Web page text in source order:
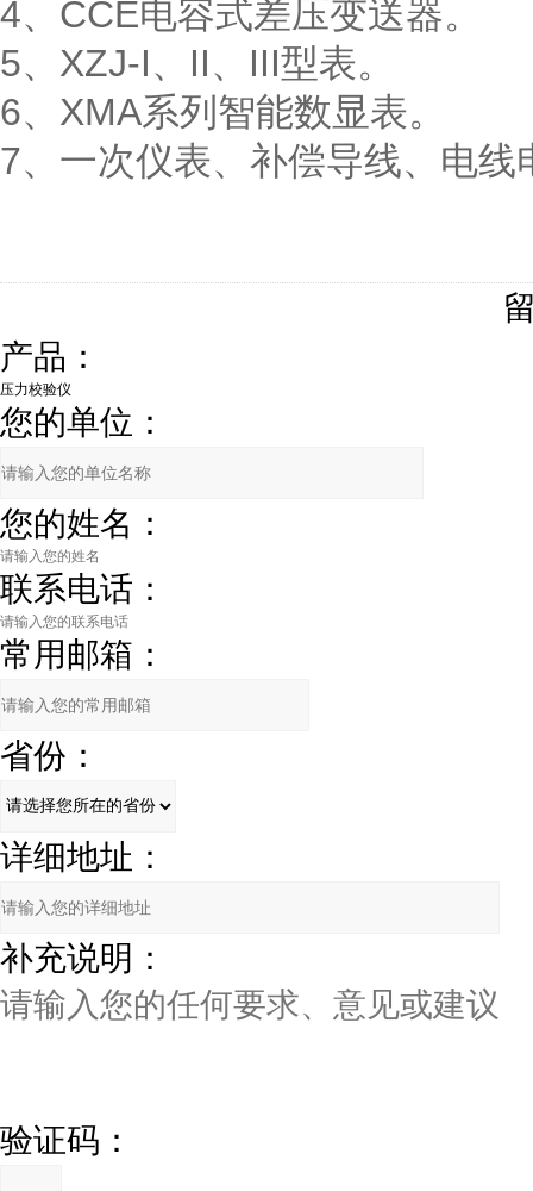
4、CCE电容式差压变送器。
5、XZJ-I、II、III型表。
6、XMA系列智能数显表。
7、一次仪表、补偿导线、电线
产品：
您的单位：
您的姓名：
联系电话：
常用邮箱：
省份：
详细地址：
补充说明：
验证码：